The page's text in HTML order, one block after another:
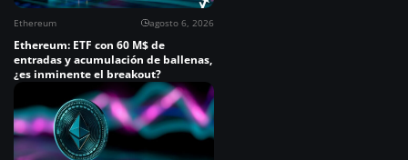
Ethereum agosto 6, 2026
Ethereum: ETF con 60 M$ de
entradas y acumulación de ballenas,
¿es inminente el breakout?